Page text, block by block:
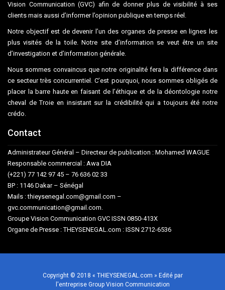
Vision Communication (GVC) afin de donner plus de visibilité à ses
clients mais aussi d’informer l’opinion publique en temps réel.
Notre objectif est de devenir l’un des organes de presse en lignes les
plus visités de la toile. Notre site d’information se veut être un site
d’investigation et d’information générale.
Nous sommes convaincus que notre originalité fera la différence dans
ce secteur très concurrentiel. C’est pourquoi, nous sommes obligés de
placer la barre haute en faisant de l’éthique et de la déontologie notre
cheval de Troie en insistant sur la crédibilité qui a toujours été notre
crédo.
Contact
Administrateur Général – Directeur de publication : Mohamed WAGUE
Responsable commercial : Awa DIA
(+221) 77 142 97 45 – 76 636 02 33
BP : 1146 Dakar – Sénégal
Mails : thieysenegal.com@gmail.com –
gvc.communication@gmail.com.
Groupe Vision Communication GVC ISSN 0850-413X
Organe de Presse : THEYSENEGAL.com : ISSN 2712-6536
Copyright © 2018 « THIEYSENEGAL.com » Edité par
l'entreprise Group Vision Communication